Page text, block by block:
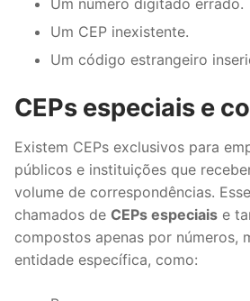
Um número digitado errado.
Um CEP inexistente.
Um código estrangeiro
CEPs especiais e
Existem CEPs exclusivos para
públicos e instituições que
volume de correspondências.
chamados de CEPs especiais e
compostos apenas por números,
entidade específica, como: